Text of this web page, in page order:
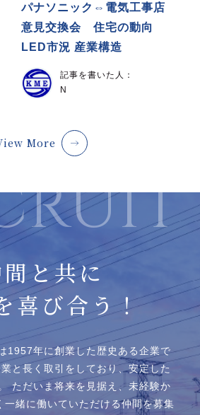
パナソニック⇔電気工事店
意見交換会 住宅の動向
LED市況 産業構造
記事を書いた人：
N
More
と共に
喜び合う！
1957年に創業した歴史ある企業で
と⻑く取引をしており、安定した
ただいま将来を見据え、未経験か
一緒に働いていただける仲間を募集